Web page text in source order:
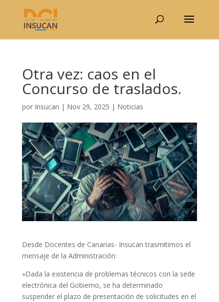
Otra vez: caos en el
Concurso de traslados.
por Insucan | Nov 29, 2025 | Noticias
Desde Docentes de Canarias- Insucan trasmitimos el
mensaje de la Administración:
«Dada la existencia de problemas técnicos con la sede
electrónica del Gobierno, se ha determinado
suspender el plazo de presentación de solicitudes en el